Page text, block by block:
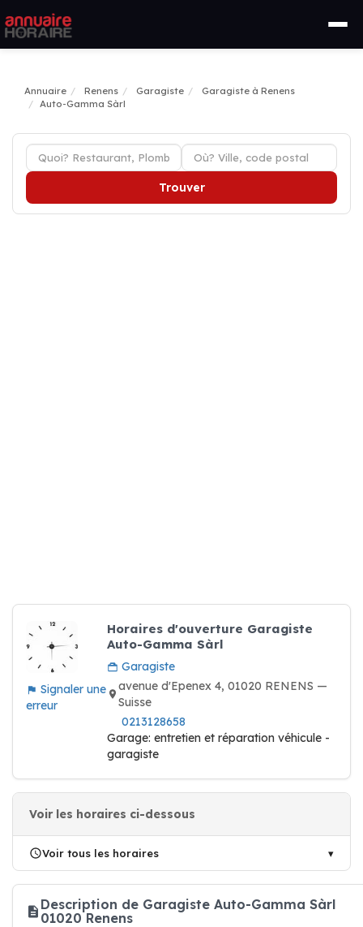
Annuaire Renens Garagiste
Garagiste à Renens
Auto-Gamma Sàrl
Trouver
Signaler une
erreur
Horaires d'ouverture Garagiste
Auto-Gamma Sàrl
Garagiste
avenue d'Epenex 4, 01020 RENENS —
Suisse
0213128658
Garage: entretien et réparation véhicule -
garagiste
Voir les horaires ci-dessous
Voir tous les horaires
Description de Garagiste Auto-Gamma Sàrl
01020 Renens